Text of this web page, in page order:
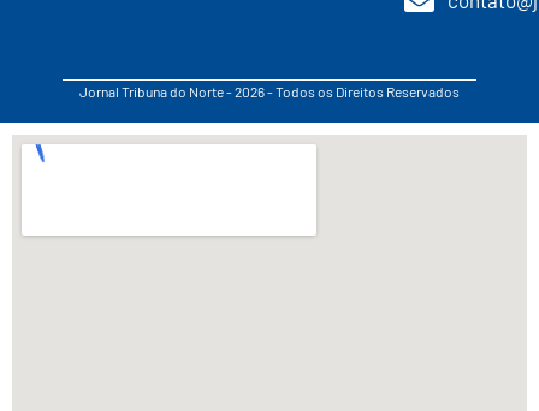
Jornal Tribuna do Norte - 2026 - Todos os Direitos Reservados